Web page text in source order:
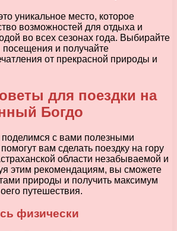
уникальное место, которое
возможностей для отдыха и
во всех сезонах года. Выбирайте
и получайте
от прекрасной природы и
для поездки на
Богдо
с вами полезными
вам сделать поездку на гору
области незабываемой и
этим рекомендациям, вы сможете
природы и получить максимум
путешествия.
физически